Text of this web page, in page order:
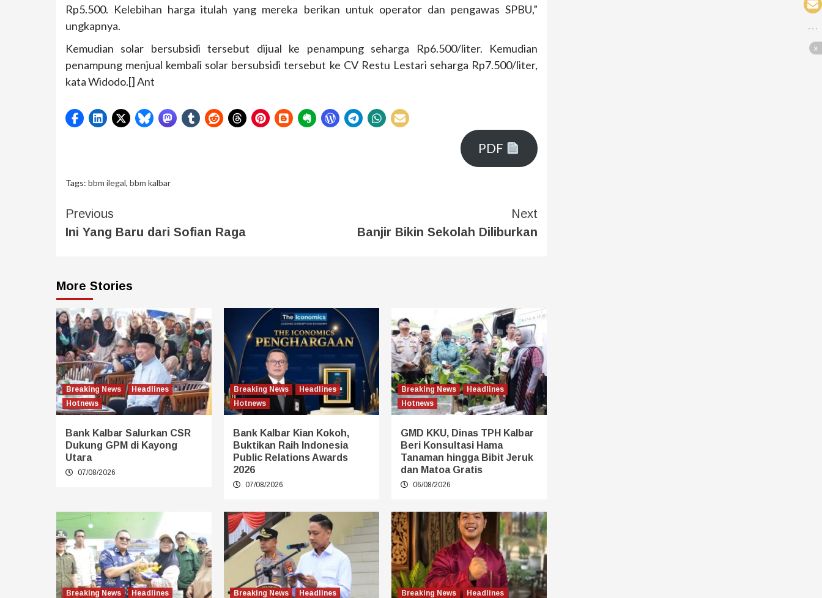
Rp5.500. Kelebihan harga itulah yang mereka berikan untuk operator dan pengawas SPBU,”
ungkapnya.
Kemudian solar bersubsidi tersebut dijual ke penampung seharga Rp6.500/liter. Kemudian
penampung menjual kembali solar bersubsidi tersebut ke CV Restu Lestari seharga Rp7.500/liter,
kata Widodo.[] Ant
PDF
Tags: bbm ilegal, bbm kalbar
Previous
Ini Yang Baru dari Sofian Raga
Next
Banjir Bikin Sekolah Diliburkan
More Stories
Breaking News
Headlines
Hotnews
Bank Kalbar Salurkan CSR
Dukung GPM di Kayong
Utara
07/08/2026
Breaking News
Headlines
Hotnews
Bank Kalbar Kian Kokoh,
Buktikan Raih Indonesia
Public Relations Awards
2026
07/08/2026
Breaking News
Headlines
Hotnews
GMD KKU, Dinas TPH Kalbar
Beri Konsultasi Hama
Tanaman hingga Bibit Jeruk
dan Matoa Gratis
06/08/2026
Breaking News
Headlines
Breaking News
Headlines
Breaking News
Headlines